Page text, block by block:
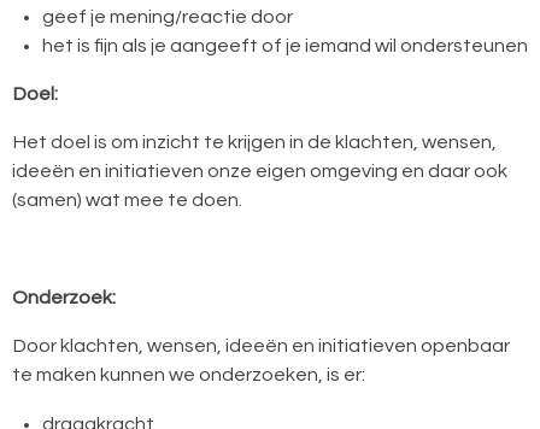
geef je mening/reactie door
het is fijn als je aangeeft of je iemand wil ondersteunen
Doel:
Het doel is om inzicht te krijgen in de klachten, wensen,
ideeën en initiatieven onze eigen omgeving en daar ook
(samen) wat mee te doen.
Onderzoek:
Door klachten, wensen, ideeën en initiatieven openbaar
te maken kunnen we onderzoeken, is er:
draagkracht